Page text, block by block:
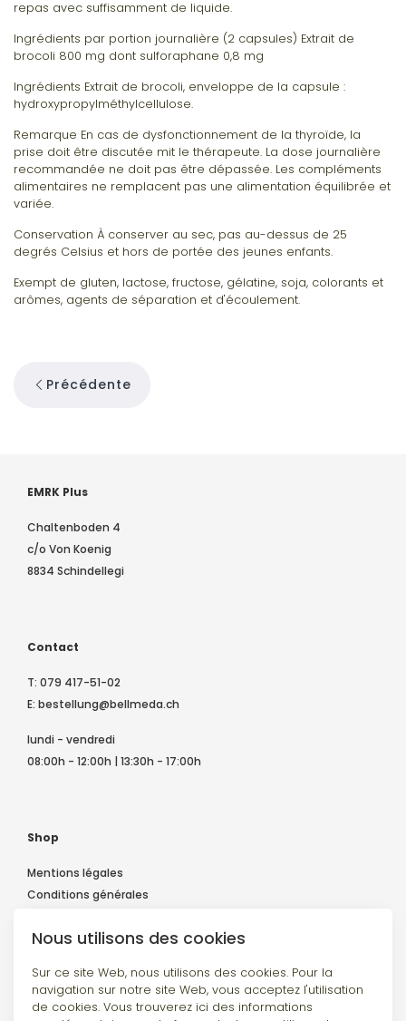
Nous utilisons des cookies
Sur ce site Web, nous utilisons des cookies. Pour la
navigation sur notre site Web, vous acceptez l'utilisation
de cookies. Vous trouverez ici des informations
repas avec suffisamment de liquide.
Ingrédients par portion journalière (2 capsules) Extrait de
brocoli 800 mg dont sulforaphane 0,8 mg
Ingrédients Extrait de brocoli, enveloppe de la capsule :
hydroxypropylméthylcellulose.
Remarque En cas de dysfonctionnement de la thyroïde, la
prise doit être discutée mit le thérapeute. La dose journalière
recommandée ne doit pas être dépassée. Les compléments
alimentaires ne remplacent pas une alimentation équilibrée et
variée.
Conservation À conserver au sec, pas au-dessus de 25
degrés Celsius et hors de portée des jeunes enfants.
Exempt de gluten, lactose, fructose, gélatine, soja, colorants et
arômes, agents de séparation et d'écoulement.
Précédente
EMRK Plus
Chaltenboden 4
c/o Von Koenig
8834 Schindellegi
Contact
T: 079 417-51-02
E: bestellung@bellmeda.ch
lundi - vendredi
08:00h - 12:00h | 13:30h - 17:00h
Shop
Mentions légales
Conditions générales
Expédition et paiement